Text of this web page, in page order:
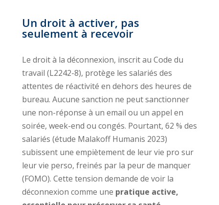
Un droit à activer, pas
seulement à recevoir
Le droit à la déconnexion, inscrit au Code du
travail (L2242-8), protège les salariés des
attentes de réactivité en dehors des heures de
bureau. Aucune sanction ne peut sanctionner
une non-réponse à un email ou un appel en
soirée, week-end ou congés. Pourtant, 62 % des
salariés (étude Malakoff Humanis 2023)
subissent une empiètement de leur vie pro sur
leur vie perso, freinés par la peur de manquer
(FOMO). Cette tension demande de voir la
déconnexion comme une pratique active,